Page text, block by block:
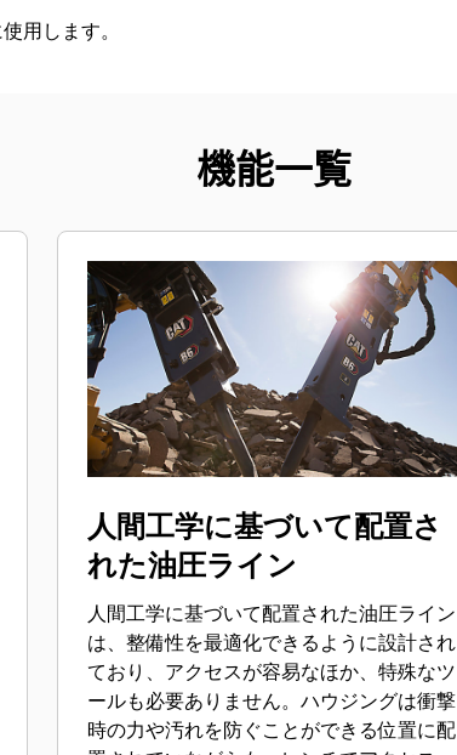
用します。
機能一覧
人間工学に基づいて配置さ
れた油圧ライン
人間工学に基づいて配置された油圧ライン
は、整備性を最適化できるように設計され
ており、アクセスが容易なほか、特殊なツ
ールも必要ありません。ハウジングは衝撃
時の力や汚れを防ぐことができる位置に配